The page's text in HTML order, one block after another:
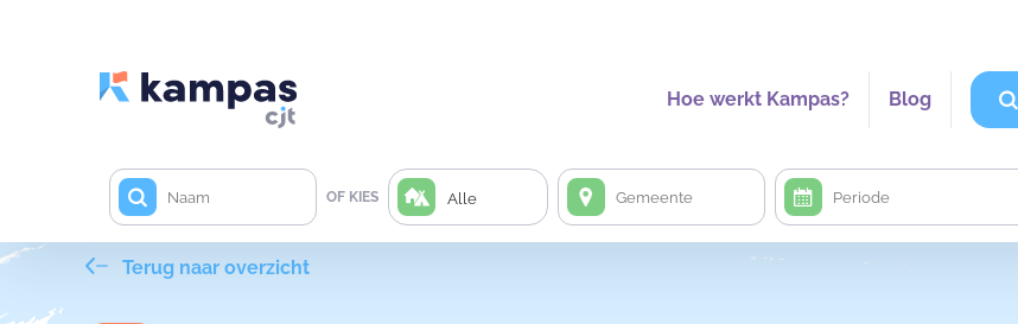
Hoe werkt Kampas? Blog
OF KIES Alle
Terug naar overzicht